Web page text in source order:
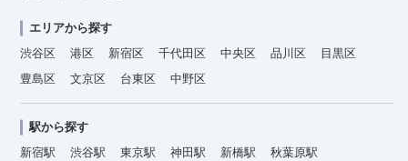
エリアから探す
渋谷区
港区 新宿区 千代田区 中央区 品川区
目黒区
豊島区
文京区 台東区 中野区
駅から探す
新宿駅
渋谷駅 東京駅 神田駅 新橋駅
秋葉原駅